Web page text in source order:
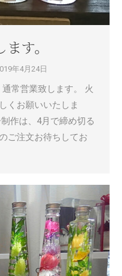
す。
年4月24日
常営業致します。 火
くお願いいたしま
作は、4月で締め切る
ご注文お待ちしてお